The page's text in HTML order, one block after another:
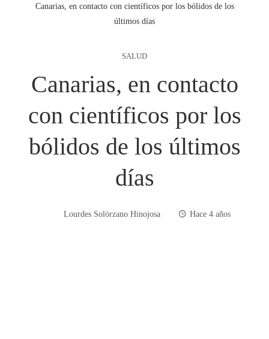
Canarias, en contacto con científicos por los bólidos de los
últimos días
SALUD
Canarias, en contacto
con científicos por los
bólidos de los últimos
días
Lourdes Solórzano Hinojosa Hace 4 años